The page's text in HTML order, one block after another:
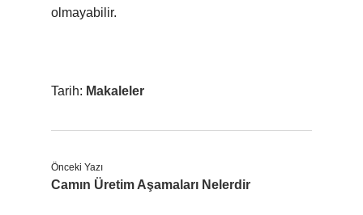
olmayabilir.
Tarih: Makaleler
Önceki Yazı
Camın Üretim Aşamaları Nelerdir